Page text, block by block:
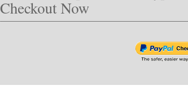
Checkout Now